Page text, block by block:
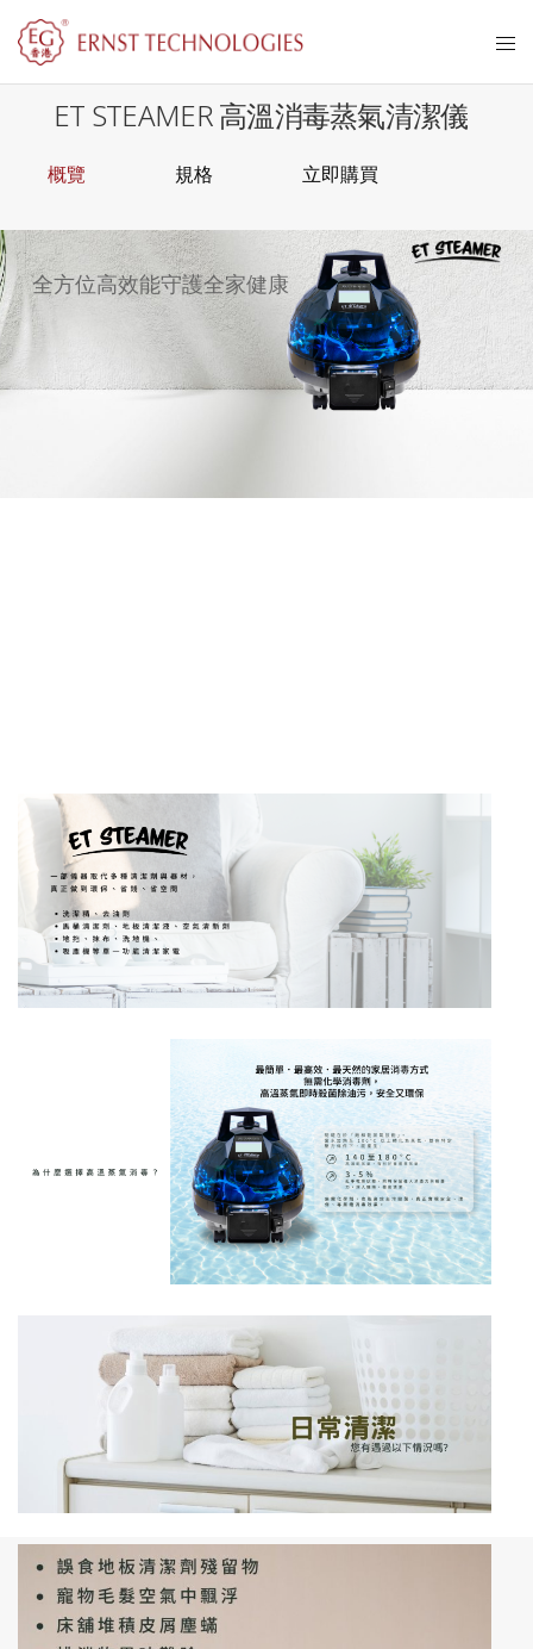
ET STEAMER 高溫消毒蒸氣清潔儀
概覽 規格 立即購買
全方位高效能守護全家健康